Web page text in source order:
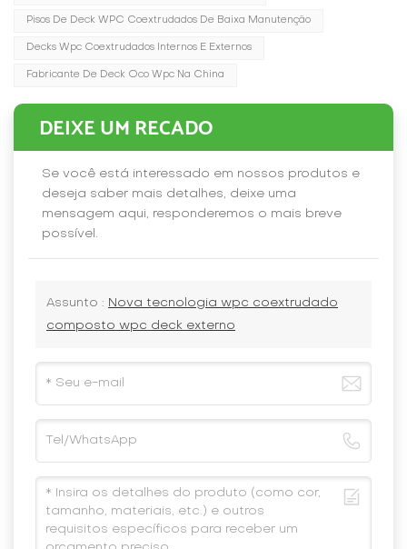
Pisos De Deck WPC Coextrudados De Baixa Manutenção
Decks Wpc Coextrudados Internos E Externos
Fabricante De Deck Oco Wpc Na China
DEIXE UM RECADO
Se você está interessado em nossos produtos e
deseja saber mais detalhes, deixe uma
mensagem aqui, responderemos o mais breve
possível.
Assunto : Nova tecnologia wpc coextrudado
composto wpc deck externo